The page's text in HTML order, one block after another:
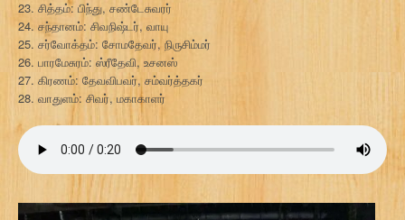
23. சித்தம்: பிந்து, சண்டேசுவரர்
24. சந்தானம்: சிவநிஷ்டர், வாயு
25. சர்வோக்தம்: சோமதேவர், நிருசிம்மர்
26. பாரமேசுரம்: ஸ்ரீதேவி, உசனஸ்
27. கிரணம்: தேவவிபவர், சம்வர்த்தகர்
28. வாதுளம்: சிவர், மகாகாளர்